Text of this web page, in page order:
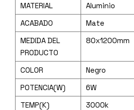
MATERIAL
Aluminio
ACABADO
Mate
MEDIDA DEL
PRODUCTO
80x1200mm
COLOR
Negro
POTENCIA(W)
6W
TEMP(K)
3000k